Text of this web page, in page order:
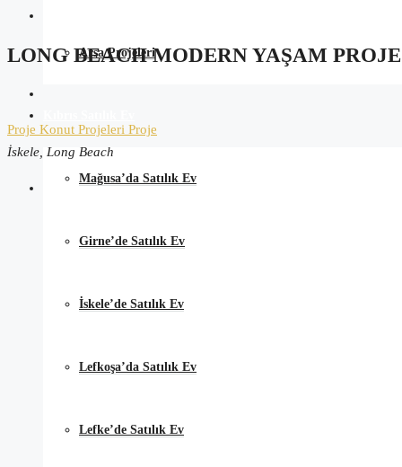
Arsa Projeleri
Mağusa’da Satılık Ev
Girne’de Satılık Ev
İskele’de Satılık Ev
Lefkoşa’da Satılık Ev
Lefke’de Satılık Ev
LONG BEACH MODERN YAŞAM
Proje Konut Projeleri Proje
İskele, Long Beach